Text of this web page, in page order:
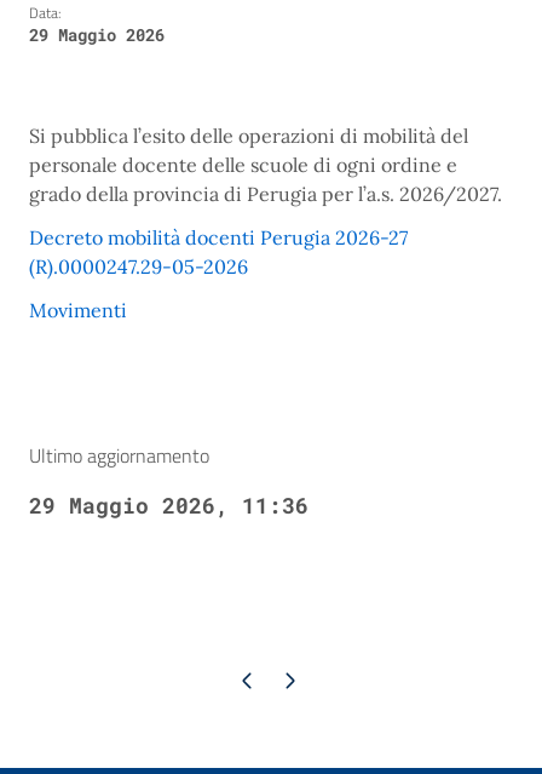
Data:
29 Maggio 2026
Si pubblica l’esito delle operazioni di mobilità del
personale docente delle scuole di ogni ordine e
grado della provincia di Perugia per l’a.s. 2026/2027.
Decreto mobilità docenti Perugia 2026-27
(R).0000247.29-05-2026
Movimenti
Ultimo aggiornamento
29 Maggio 2026, 11:36
Pagina precedente
Pagina successiva